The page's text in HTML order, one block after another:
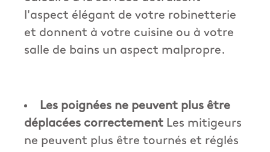
l'aspect élégant de votre robinetterie
et donnent à votre cuisine ou à votre
salle de bains un aspect malpropre.
Les poignées ne peuvent plus être
déplacées correctement Les mitigeurs
ne peuvent plus être tournés et réglés